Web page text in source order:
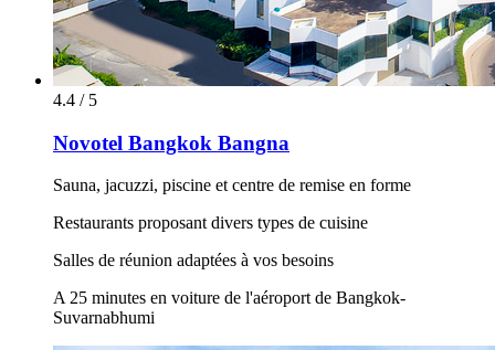
4.4 / 5
Novotel Bangkok Bangna
Sauna, jacuzzi, piscine et centre de remise en forme
Restaurants proposant divers types de cuisine
Salles de réunion adaptées à vos besoins
A 25 minutes en voiture de l'aéroport de Bangkok-
Suvarnabhumi